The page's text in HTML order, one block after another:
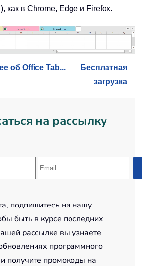
как в Chrome, Edge и Firefox.
об Office Tab...
Бесплатная
загрузка
на рассылку
подпишитесь на нашу
быть в курсе последних
рассылке вы узнаете
программного
получите промокоды на